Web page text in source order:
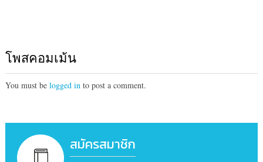
โพสคอมเม้น
You must be logged into post a comment.
สมัครสมาชิก